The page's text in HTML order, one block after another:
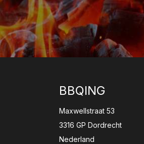
BBQING
Maxwellstraat 53
3316 GP Dordrecht
Nederland